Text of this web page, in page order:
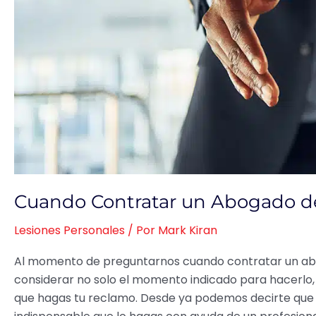
Cuando Contratar un Abogado
Lesiones Personales / Por Mark Kiran
Al momento de preguntarnos cuando contratar un
considerar no solo el momento indicado para
que hagas tu reclamo. Desde ya podemos decirte